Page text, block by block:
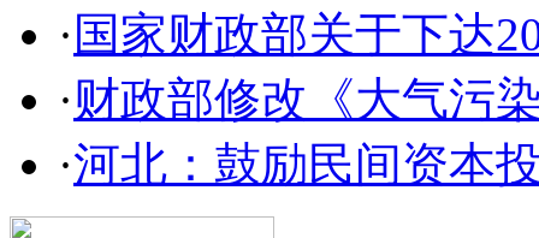
· 国家财政部关于下达
·财政部修改《大气污
·河北：鼓励民间资本